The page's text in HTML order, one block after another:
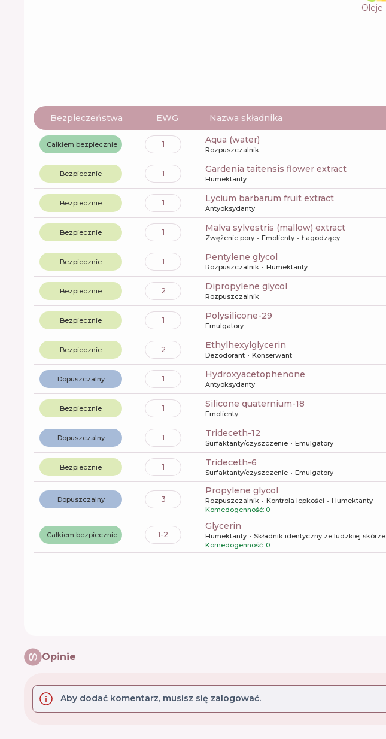
Oleje
Bezpieczeństwa EWG Nazwa składnika
Całkiem bezpiecznie 1 aqua (water)
Rozpuszczalnik
Bezpiecznie 1 gardenia taitensis flower extract
Humektanty
Bezpiecznie 1 lycium barbarum fruit extract
Antyoksydanty
Bezpiecznie 1 malva sylvestris (mallow) extract
Zwężenie pory Emolienty Łagodzący
Bezpiecznie 1 pentylene glycol
Rozpuszczalnik Humektanty
Bezpiecznie 2 dipropylene glycol
Rozpuszczalnik
Bezpiecznie 1 polysilicone-29
Emulgatory
Bezpiecznie 2 ethylhexylglycerin
Dezodorant Konserwant
Dopuszczalny 1 Hydroxyacetophenone
Antyoksydanty
Bezpiecznie 1 silicone quaternium-18
Emolienty
Dopuszczalny 1 trideceth-12
Surfaktanty/czyszczenie Emulgatory
Bezpiecznie 1 trideceth-6
Surfaktanty/czyszczenie Emulgatory
Dopuszczalny 3
propylene glycol
Rozpuszczalnik Kontrola lepkości
Humektanty
Komedogenność: 0
Całkiem bezpiecznie 1-2
glycerin
Humektanty
Składnik identyczny ze ludzkiej skórze
Komedogenność: 0
Opinie
Aby dodać komentarz, musisz się zalogować.